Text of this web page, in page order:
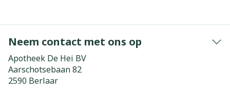
Neem contact met ons op
Apotheek De Hei BV
Aarschotsebaan 82
2590 Berlaar